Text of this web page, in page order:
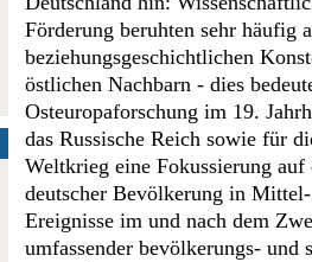
Förderung beruhten sehr häufig
beziehungsgeschichtlichen
östlichen Nachbarn - dies
Osteuropaforschung im 19.
das Russische Reich sowie für
Weltkrieg eine Fokussierung
deutscher Bevölkerung in
Ereignisse im und nach dem
umfassender bevölkerungs- und